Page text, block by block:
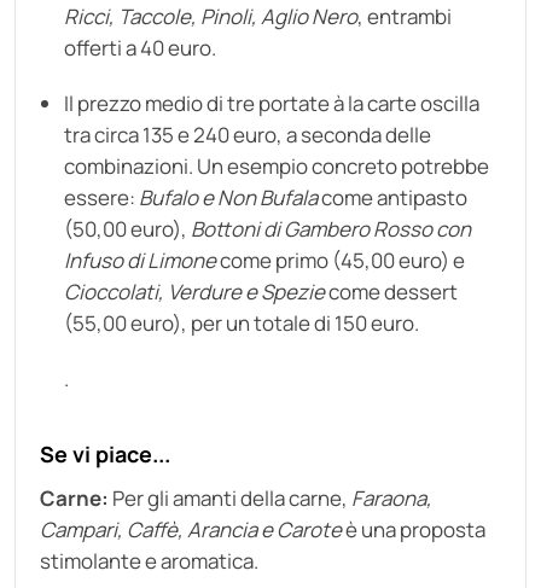
Ricci, Taccole, Pinoli, Aglio Nero, entrambi
offerti a 40 euro.
Il prezzo medio di tre portate à la carte oscilla
tra circa 135 e 240 euro, a seconda delle
combinazioni. Un esempio concreto potrebbe
essere: Bufalo e Non Bufalacome antipasto
(50,00 euro), Bottoni di Gambero Rosso con
Infuso di Limonecome primo (45,00 euro) e
Cioccolati, Verdure e Speziecome dessert
(55,00 euro), per un totale di 150 euro.
.
Se vi piace...
Carne: Per gli amanti della carne, Faraona,
Campari, Caffè, Arancia e Caroteè una proposta
stimolante e aromatica.